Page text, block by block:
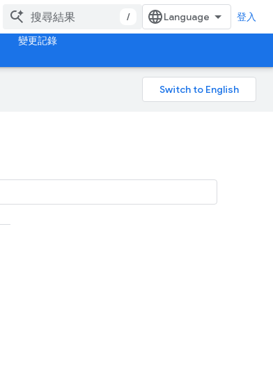
/ 登入
變更記錄